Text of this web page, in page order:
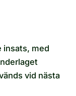
insats, med
vid nästa